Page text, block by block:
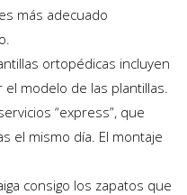
más adecuado
ortopédicas incluyen
el modelo de las plantillas.
“express”, que
el mismo día. El montaje
consigo los zapatos que